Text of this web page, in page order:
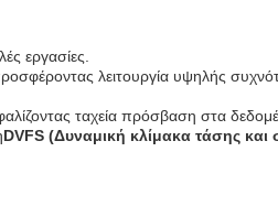
εργασίες.
λειτουργία υψηλής
ταχεία πρόσβαση στα
DVFS (Δυναμική κλίμακα τάσης και